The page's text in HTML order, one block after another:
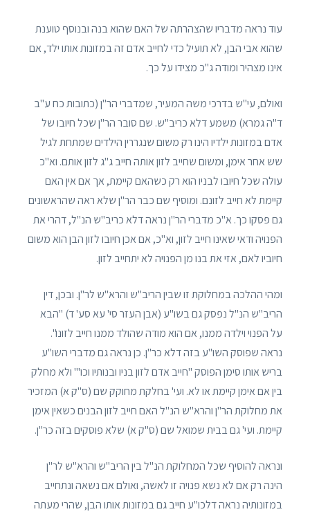
עוד נראה מדבריו שהצהרתה של האם שהוא בנה ובנוסף טוענת
שהוא אבי הבן, לא תועיל כדי לחייב אדם זה במזונות אותו ילד, אם
אינו מצהיר ומודה ג"כ מצידו על כך.
ואולם, עי"ש בדרכי משה המעיר, שמדברי הר"ן (כתובות כח ע"ב
ד"ה גמרא) משמע דלא כריב"ש. שם סובר הר"ן שכל חיובו של
אדם במזונות ילדיו הינו רק משום שנגררין הילדים שמתחת לגיל
שש אחר אימן, ומשום שחייב לזון אותה חייב ג"ג לזון אותם. וא"כ
עולה שכל חיובו לבניו הוא רק כשהאם קיימת, אך אם אין האם
קיימת לא חייב לזונם. ומוסיף שם כבר הר"ן שלא ראה שהראשונים
גם פסקו כך. א"כ מדברי הר"ן נראה דלא כריב"ש הנ"ל, דהרי את
הפנויה ודאי שאינו חייב לזון, וא"כ, אם אכן חיובו לזון הבן הוא משום
חיוביו לאם, אזי את בנו מן הפנויה לא יתחייב לזון.
ומהי ההלכה במחלוקת זו שבין הריב"ש והרא"ש לר"ן. ובכן, דין
הריב"ש הנ"ל נפסק גם בשו"ע (אבן העזר סי' עא סע' ד) "הבא
על הפנוי וילדה ממנו, אם הוא מודה שהולד ממנו חייב לזונו".
נראה שפוסק השו"ע בזה דלא כר"ן. כן נראה גם מדברי השו"ע
בריש אותו סימן הפוסק "חייב אדם לזון בניו ובנותיו וכו'" ולא מחלק
בין אם אימן קיימת או לא. ועי' בחלקת מחוקק שם (ס"ק א) המזכיר
את מחלוקת הר"ן והרא"ש הנ"ל האם חייב לזון הבנים כשאין אימן
קיימת. ועי' גם בבית שמואל שם (ס"ק א) שלא פוסקים בזה כר"ן.
ונראה להוסיף שכל המחלוקת הנ"ל בין הריב"ש והרא"ש לר"ן
הינה רק אם לא נשא פנויה זו לאשה, ואולם אם נשאה ונתחייב
במזונותיה נראה דלכו"ע חייב גם במזונות אותו הבן, שהרי מעתה